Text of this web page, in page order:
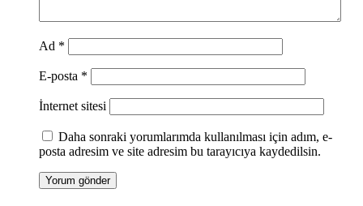
Ad *
E-posta *
İnternet sitesi
Daha sonraki yorumlarımda kullanılması için adım, e-
posta adresim ve site adresim bu tarayıcıya kaydedilsin.